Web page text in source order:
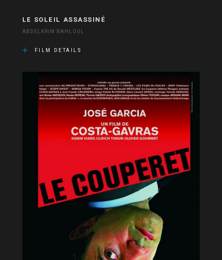
LE SOLEIL ASSASSINÉ
ABDELKRIM BAHLOUL
FILM DETAILS